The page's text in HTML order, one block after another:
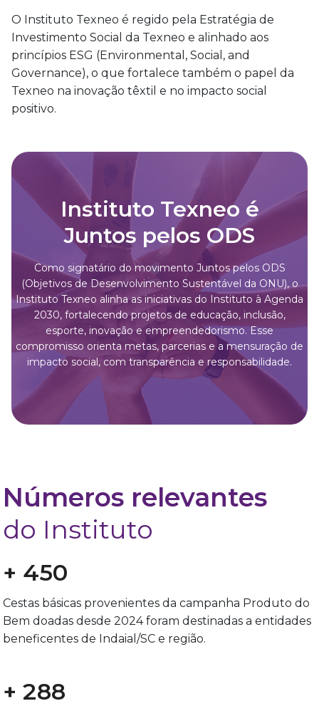
O Instituto Texneo é regido pela Estratégia de
Investimento Social da Texneo e alinhado aos
princípios ESG (Environmental, Social, and
Governance), o que fortalece também o papel da
Texneo na inovação têxtil e no impacto social
positivo.
Instituto Texneo é
Juntos pelos ODS
Como signatário do movimento Juntos pelos ODS
(Objetivos de Desenvolvimento Sustentável da ONU), o
Instituto Texneo alinha as iniciativas do Instituto à Agenda
2030, fortalecendo projetos de educação, inclusão,
esporte, inovação e empreendedorismo. Esse
compromisso orienta metas, parcerias e a mensuração de
impacto social, com transparência e responsabilidade.
Números relevantes
do Instituto
+ 450
Cestas básicas provenientes da campanha Produto do
Bem doadas desde 2024 foram destinadas a entidades
beneficentes de Indaial/SC e região.
+ 288